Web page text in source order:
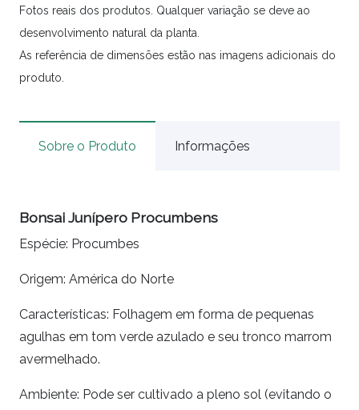
Fotos reais dos produtos. Qualquer variação se deve ao
desenvolvimento natural da planta.
As referência de dimensões estão nas imagens adicionais do
produto.
Sobre o Produto Informações
Bonsai Junípero Procumbens
Espécie: Procumbes
Origem: América do Norte
Características: Folhagem em forma de pequenas
agulhas em tom verde azulado e seu tronco marrom
avermelhado.
Ambiente: Pode ser cultivado a pleno sol (evitando o